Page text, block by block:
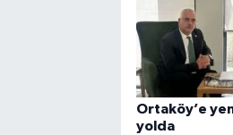
Ortaköy’e
yolda